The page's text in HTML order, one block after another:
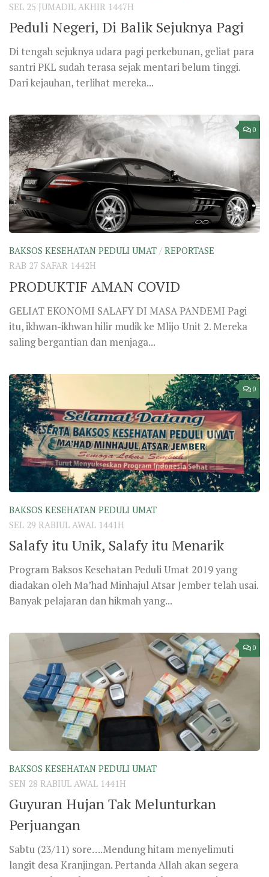
SEL 25 JUMADIL AKHIR 1447H
Peduli Negeri, Di Balik Sejuknya Pagi
Di tengah sejuknya udara pagi perkebunan, geliat para
santri PKL sudah terasa sejak mentari belum tinggi.
Dari kejauhan, terlihat mereka...
0
BAKSOS KESEHATAN PEDULI UMAT / REPORTASE
RAB 27 SAFAR 1442H
PRODUKTIF AMAN COVID
GELIAT EKONOMI SALAFY DI MASA PANDEMI Pagi
itu, ikhwan-ikhwan hilir mudik ke Mlijo Unit 2. Mereka
saling bergantian dan menjaga...
0
BAKSOS KESEHATAN PEDULI UMAT
SEL 29 RABIUL AWAL 1441H
Salafy itu Unik, Salafy itu Menarik
Program Baksos Kesehatan Peduli Umat 2019 yang
diadakan oleh Ma’had Minhajul Atsar Jember telah usai.
Banyak pelajaran dan hikmah yang...
0
BAKSOS KESEHATAN PEDULI UMAT
SEN 28 RABIUL AWAL 1441H
Guyuran Hujan Tak Melunturkan
Perjuangan
Sabtu (23/11) sore….Mendung hitam menyelimuti
langit desa Kranjingan. Pertanda Allah akan segera